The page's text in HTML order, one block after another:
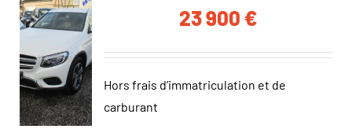
23 900 €
Hors frais d’immatriculation et de
carburant